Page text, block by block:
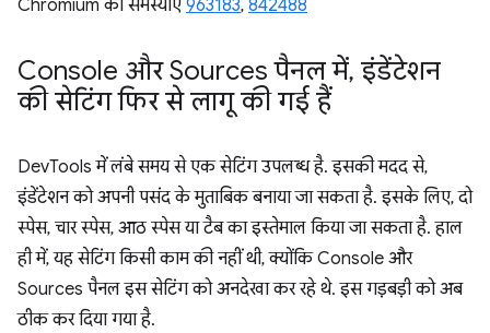
Chromium की समस्याएं963183, 842488
Console और Sources पैनल में, इंडेंटेशन
की सेटिंग फिर से लागू की गई हैं
DevTools में लंबे समय से एक सेटिंग उपलब्ध है. इसकी मदद से,
इंडेंटेशन को अपनी पसंद के मुताबिक बनाया जा सकता है. इसके लिए, दो
स्पेस, चार स्पेस, आठ स्पेस या टैब का इस्तेमाल किया जा सकता है. हाल
ही में, यह सेटिंग किसी काम की नहीं थी, क्योंकि Console और
Sources पैनल इस सेटिंग को अनदेखा कर रहे थे. इस गड़बड़ी को अब
ठीक कर दिया गया है.